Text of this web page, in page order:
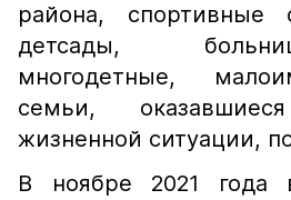
района, спортивные
детсады,
многодетные,
семьи,
жизненной ситуации,
В ноябре 2021 года